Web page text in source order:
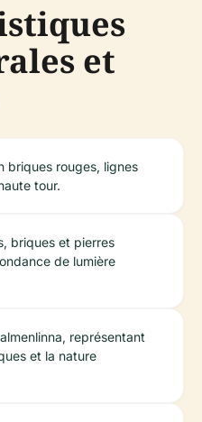
et
briques rouges, lignes
tour.
briques et pierres
de lumière
représentant
et la nature